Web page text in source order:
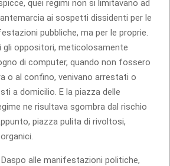
quei regimi non si limitavano ad
ai sospetti dissidenti per le
pubbliche, ma per le proprie.
gli oppositori, meticolosamente
di computer, quando non fossero
o al confino, venivano arrestati o
a domicilio. E la piazza delle
ne risultava sgombra dal rischio
piazza pulita di rivoltosi,
Daspo alle manifestazioni politiche,